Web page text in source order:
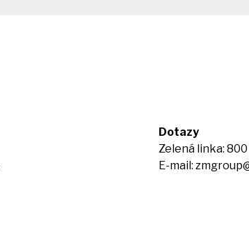
Dotazy
Zelená linka:
E-mail: